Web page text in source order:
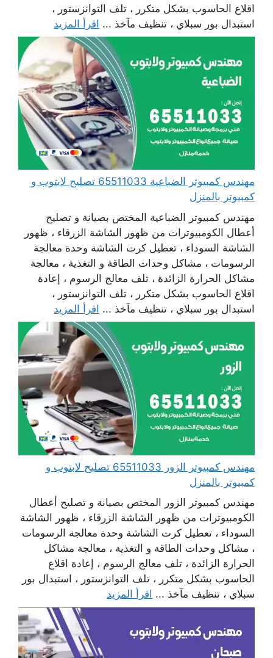
اقلاع الحاسوب بشكل متكرر ، تلف التوانزستور ،
استبدال بور سبلاي ، تنظيف مآخذ ... اقرأ المزيد
مهندس كمبيوتر الضباعية 65511033 تصليح لابتوب و
كمبيوتر بالمنزل
مهندس كمبيوتر الضباعية المختص بصيانة و تصليح
أعطال الكومبيوترات من ظهور الشاشة الزرقاء ، ظهور
الشاشة السوداء ، تعطيل كرت الشاشة وحدة معالجة
الرسومات ، مشاكل وحدات الطاقة و التغذية ، معالجة
مشاكل الحرارة الزائدة ، تلف معالج الرسوم ، إعادة
اقلاع الحاسوب بشكل متكرر ، تلف التوانزستور ،
استبدال بور سبلاي ، تنظيف مآخذ ... اقرأ المزيد
مهندس كمبيوتر الزور 65511033 تصليح لابتوب و
كمبيوتر بالمنزل
مهندس كمبيوتر الزور المختص بصيانة و تصليح أعطال
الكومبيوترات من ظهور الشاشة الزرقاء ، ظهور الشاشة
السوداء ، تعطيل كرت الشاشة وحدة معالجة الرسومات
، مشاكل وحدات الطاقة و التغذية ، معالجة مشاكل
الحرارة الزائدة ، تلف معالج الرسوم ، إعادة اقلاع
الحاسوب بشكل متكرر ، تلف التوانزستور ، استبدال بور
سبلاي ، تنظيف مآخذ ... اقرأ المزيد